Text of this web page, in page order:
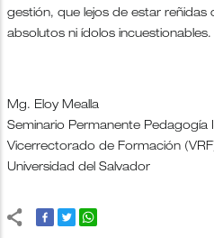
gestión, que lejos de estar
absolutos ni ídolos incuestionables.
Mg. Eloy Mealla
Seminario Permanente Pedagogía
Vicerrectorado de Formación
Universidad del Salvador